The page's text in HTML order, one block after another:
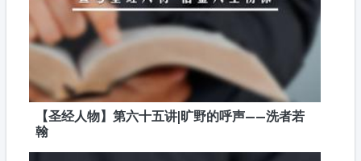
【圣经人物】第六十五讲|旷野的呼声——洗者若
翰